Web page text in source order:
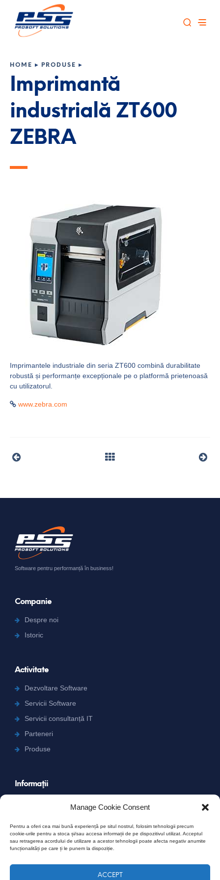
Manage Cookie Consent
Pentru a oferi cea mai bună experiență pe situl nostrul, folosim tehnologii precum
cookie-urile pentru a stoca și/sau accesa informații de pe dispozitivul utilizat. Acceptul
sau retragerea acordului de utilizare a acestor tehnologii poate afecta negativ anumite
funcționalități pe care ți le punem la dispoziție.
ACCEPT
HOME ▸ PRODUSE ▸
Imprimantă
industrială ZT600
ZEBRA
Imprimantele industriale din seria ZT600 combină durabilitate
robustă și performanțe excepționale pe o platformă prietenoasă
cu utilizatorul.
www.zebra.com
Software pentru performanță în business!
Companie
Despre noi
Istoric
Activitate
Dezvoltare Software
Servicii Software
Servicii consultanță IT
Parteneri
Produse
Informaţii
Termeni şi condiţii
Confidențialitate
Cookie Policy (EU)